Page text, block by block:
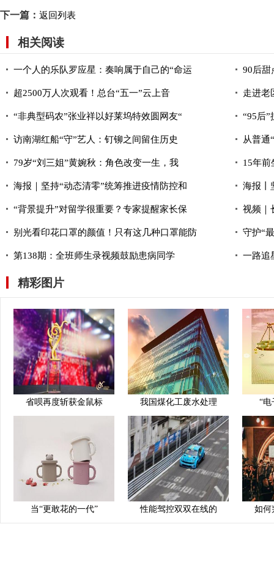
下一篇： 返回列表
相关阅读
一个人的乐队罗应星：奏响属于自己的“命运 90后甜
超2500万人次观看！总台“五一”云上音 走进老
“非典型码农”张业祥以好莱坞特效圆网友“ “95后”
访南湖红船“守”艺人：钉铆之间留住历史 从普通
79岁“刘三姐”黄婉秋：角色改变一生，我 15年前
海报｜坚持“动态清零”统筹推进疫情防控和 海报丨
“背景提升”对留学很重要？专家提醒家长保 视频｜
别光看印花口罩的颜值！只有这几种口罩能防 守护“
第138期：全班师生录视频鼓励患病同学 一路追
精彩图片
省呗再度斩获金鼠标 我国煤化工废水处理 “电
当“更敢花的一代” 性能驾控双双在线的 如何